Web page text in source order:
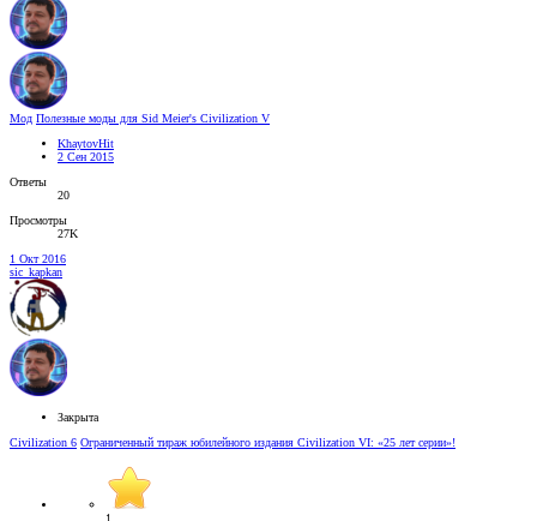
Мод Полезные моды для Sid Meier's Civilization V
KhaytovHit
2 Сен 2015
Ответы
20
Просмотры
27K
1 Окт 2016
sic_kapkan
Закрыта
Civilization 6 Ограниченный тираж юбилейного издания Civilization VI: «25 лет серии»!